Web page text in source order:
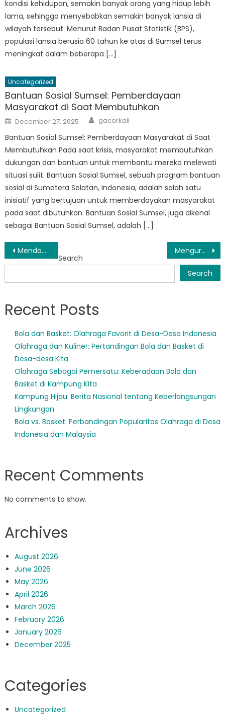
kondisi kehidupan, semakin banyak orang yang hidup lebih
lama, sehingga menyebabkan semakin banyak lansia di
wilayah tersebut. Menurut Badan Pusat Statistik (BPS),
populasi lansia berusia 60 tahun ke atas di Sumsel terus
meningkat dalam beberapa […]
Uncategorized
Bantuan Sosial Sumsel: Pemberdayaan
Masyarakat di Saat Membutuhkan
Posted
on
December 27, 2025 Author
gacorkali
Bantuan Sosial Sumsel: Pemberdayaan Masyarakat di Saat
Membutuhkan Pada saat krisis, masyarakat membutuhkan
dukungan dan bantuan untuk membantu mereka melewati
situasi sulit. Bantuan Sosial Sumsel, sebuah program bantuan
sosial di Sumatera Selatan, Indonesia, adalah salah satu
inisiatif yang bertujuan untuk memberdayakan masyarakat
pada saat dibutuhkan. Bantuan Sosial Sumsel, juga dikenal
sebagai Bantuan Sosial Sumsel, adalah […]
Post
navigation
Mendobrak Hambatan: Bagaimana Data Terintegrasi Mentransformasi Kesejahteraan Sosial di Sumatera Selatan Menguraikan Berita Sosial di Sumatera Selatan
Search
Search
Recent Posts
Bola dan Basket: Olahraga Favorit di Desa-Desa Indonesia
Olahraga dan Kuliner: Pertandingan Bola dan Basket di
Desa-desa Kita
Olahraga Sebagai Pemersatu: Keberadaan Bola dan
Basket di Kampung Kita
Kampung Hijau: Berita Nasional tentang Keberlangsungan
Lingkungan
Bola vs. Basket: Perbandingan Popularitas Olahraga di Desa
Indonesia dan Malaysia
Recent Comments
No comments to show.
Archives
August 2026
June 2026
May 2026
April 2026
March 2026
February 2026
January 2026
December 2025
Categories
Uncategorized